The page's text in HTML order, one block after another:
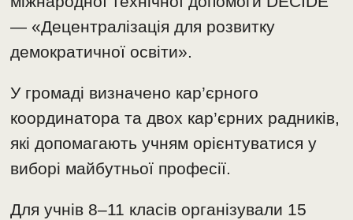
— «Децентралізація для розвитку
демократичної освіти».
У громаді визначено кар’єрного
координатора та двох кар’єрних радників,
які допомагають учням орієнтуватися у
виборі майбутньої професії.
Для учнів 8–11 класів організували 15